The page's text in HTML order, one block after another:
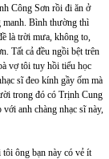
Công Sơn rồi đi ăn ở
manh. Bình thường thì
là trời mưa, không to,
Tất cả đều ngồi bệt trên
vợ tôi tuy hồi tiểu học
sĩ đeo kính gầy ốm mà
trong đó có Trịnh Cung
anh chàng nhạc sĩ này,
ông bạn này có vẻ ít